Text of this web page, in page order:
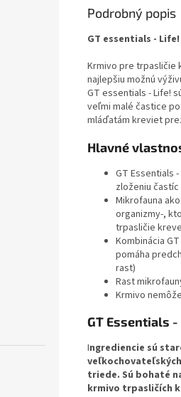
Podrobný popis
GT essentials - Life!
Krmivo pre trpasličie
najlepšiu možnú
GT essentials - Life!
veľmi malé častice
mláďatám kreviet
Hlavné
GT Essentials
zloženiu častíc
Mikrofauna
organizmy-,
trpasličie
Kombinácia
pomáha
rast)
Rast
Krmivo
GT Essentials
Ingrediencie sú
triede. Sú bohaté
krmivo trpasličích